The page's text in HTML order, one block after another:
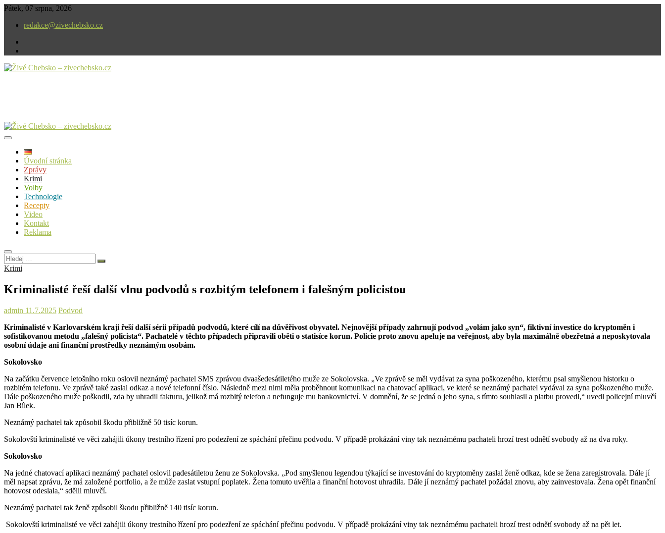
Skip
content
Pátek, 07 srpna, 2026
redakce@zivechebsko.cz
Úvodní stránka
Zprávy
Krimi
Volby
Technologie
Recepty
Video
Kontakt
Reklama
Hledej
…
Krimi
Kriminalisté řeší další vlnu podvodů s rozbitým telefonem i falešným policistou
admin 11.7.2025 Podvod
Kriminalisté v Karlovarském kraji řeší další sérii případů podvodů, které cílí na důvěřivost obyvatel. Nejnovější případy zahrnují podvod „volám jako syn“, fiktivní investice do kryptoměn i
sofistikovanou metodu „falešný policista“. Pachatelé v těchto případech připravili oběti o statisíce korun. Policie proto znovu apeluje na veřejnost, aby byla maximálně obezřetná a neposkytovala
osobní údaje ani finanční prostředky neznámým osobám.
Sokolovsko
Na začátku července letošního roku oslovil neznámý pachatel SMS zprávou dvaašedesátiletého muže ze Sokolovska. „Ve zprávě se měl vydávat za syna poškozeného, kterému psal smyšlenou historku o
rozbitém telefonu. Ve zprávě také zaslal odkaz a nové telefonní číslo. Následně mezi nimi měla proběhnout komunikaci na chatovací aplikaci, ve které se neznámý pachatel vydával za syna poškozeného muže.
Dále poškozeného muže poškodil, zda by uhradil fakturu, jelikož má rozbitý telefon a nefunguje mu bankovnictví. V domnění, že se jedná o jeho syna, s tímto souhlasil a platbu provedl,“ uvedl policejní mluvčí
Jan Bílek.
Neznámý pachatel tak způsobil škodu přibližně 50 tisíc korun.
Sokolovští kriminalisté ve věci zahájili úkony trestního řízení pro podezření ze spáchání přečinu podvodu. V případě prokázání viny tak neznámému pachateli hrozí trest odnětí svobody až na dva roky.
Sokolovsko
Na jedné chatovací aplikaci neznámý pachatel oslovil padesátiletou ženu ze Sokolovska. „Pod smyšlenou legendou týkající se investování do kryptoměny zaslal ženě odkaz, kde se žena zaregistrovala. Dále jí
měl napsat zprávu, že má založené portfolio, a že může zaslat vstupní poplatek. Žena tomuto uvěřila a finanční hotovost uhradila. Dále jí neznámý pachatel požádal znovu, aby zainvestovala. Žena opět finanční
hotovost odeslala,“ sdělil mluvčí.
Neznámý pachatel tak ženě způsobil škodu přibližně 140 tisíc korun.
Sokolovští kriminalisté ve věci zahájili úkony trestního řízení pro podezření ze spáchání přečinu podvodu. V případě prokázání viny tak neznámému pachateli hrozí trest odnětí svobody až na pět let.